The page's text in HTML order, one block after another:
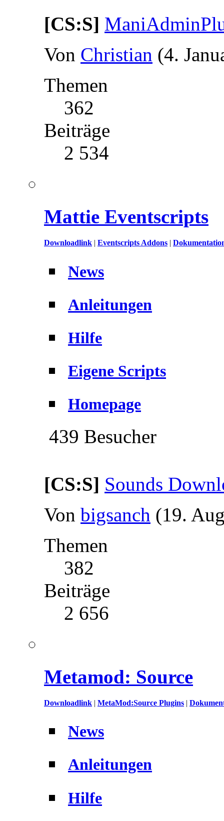
[CS:S]
Von Christian (4.
Themen
362
Beiträge
2 534
Mattie Eventscripts
Downloadlink Eventscripts Addons
News
Anleitungen
Hilfe
Eigene Scripts
Homepage
439 Besucher
[CS:S] Sounds
Von bigsanch (19.
Themen
382
Beiträge
2 656
Metamod: Source
Downloadlink | MetaMod:Source Plugins |
News
Anleitungen
Hilfe